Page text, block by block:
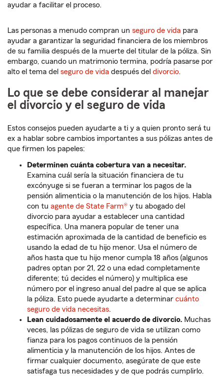
ayudar a facilitar el proceso.
Las personas a menudo compran un seguro de vida para
ayudar a garantizar la seguridad financiera de los miembros
de su familia después de la muerte del titular de la póliza. Sin
embargo, cuando un matrimonio termina, podría pasarse por
alto el tema del seguro de vida después del divorcio.
Lo que se debe considerar al manejar
el divorcio y el seguro de vida
Estos consejos pueden ayudarte a ti y a quien pronto será tu
ex a hablar sobre cambios importantes a sus pólizas antes de
que firmen los papeles:
Determinen cuánta cobertura van a necesitar.
Examina cuál sería la situación financiera de tu
excónyuge si se fueran a terminar los pagos de la
pensión alimenticia o la manutención de los hijos. Habla
con tu agente de State Farm® y tu abogado del
divorcio para ayudar a establecer una cantidad
específica. Una manera popular de tener una
estimación aproximada de la cantidad de beneficio es
usando la edad de tu hijo menor. Usa el número de
años hasta que tu hijo menor cumpla 18 años (algunos
padres optan por 21, 22 o una edad completamente
diferente; tú decides el número) y multiplica ese
número por el ingreso anual del padre al que se aplica
la póliza. Esto puede ayudarte a determinar cuánto
seguro de vida necesitas.
Lean cuidadosamente el acuerdo de divorcio. Muchas
veces, las pólizas de seguro de vida se utilizan como
fianza para los pagos continuos de la pensión
alimenticia y la manutención de los hijos. Antes de
firmar cualquier documento, asegúrate de que este
satisfaga tus necesidades y de que podrás cumplirlo.